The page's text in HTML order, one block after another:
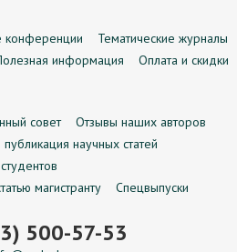
конференции
Тематические журналы
информация
Оплата и скидки
совет
Отзывы наших авторов
научных статей
магистранту
Спецвыпуски
500-57-53